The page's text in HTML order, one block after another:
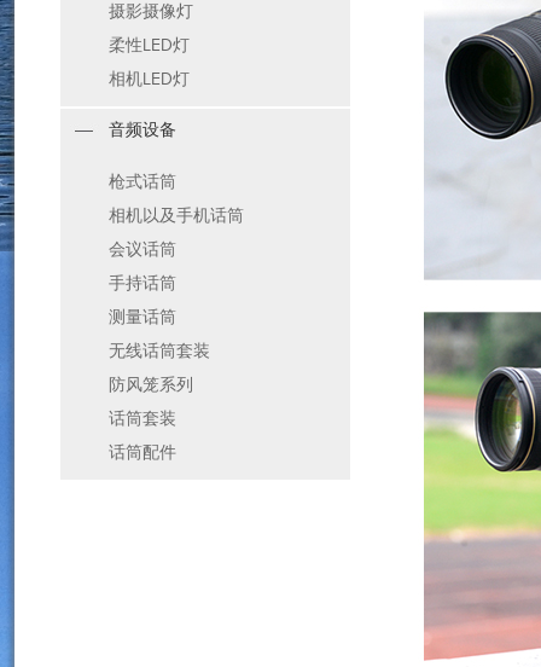
摄影摄像灯
柔性LED灯
相机LED灯
音频设备
枪式话筒
相机以及手机话筒
会议话筒
手持话筒
测量话筒
无线话筒套装
防风笼系列
话筒套装
话筒配件